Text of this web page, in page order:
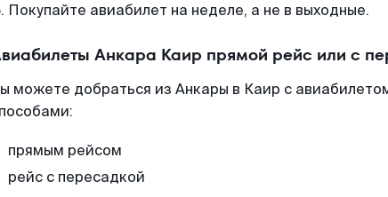
Покупайте авиабилет на неделе, а не в выходные.
Анкара Каир прямой рейс или с
можете добраться из Анкары в Каир с
прямым рейсом
рейс с пересадкой